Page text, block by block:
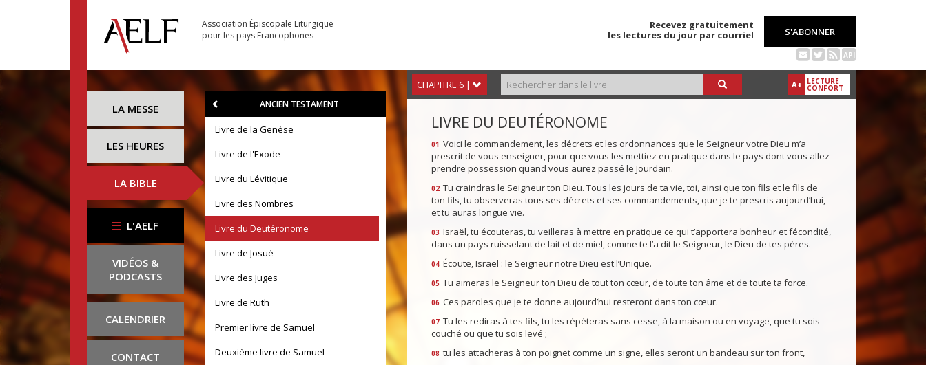
Association Épiscopale Liturgique
pour les pays Francophones
Recevez gratuitement
les lectures du jour par courriel
S'ABONNER
API
LA MESSE
LES HEURES
LA BIBLE
L'AELF
VIDÉOS &
PODCASTS
CALENDRIER
CONTACT
ANCIEN TESTAMENT
Livre de la Genèse
Livre de l'Exode
Livre du Lévitique
Livre des Nombres
Livre du Deutéronome
Livre de Josué
Livre des Juges
Livre de Ruth
Premier livre de Samuel
Deuxième livre de Samuel
A+ LECTURE
CONFORT
CHAPITRE 6 |
LIVRE DU DEUTÉRONOME
01
Voici le commandement, les décrets et les ordonnances que le Seigneur votre Dieu m’a
prescrit de vous enseigner, pour que vous les mettiez en pratique dans le pays dont vous allez
prendre possession quand vous aurez passé le Jourdain.
02 Tu craindras le Seigneur ton Dieu. Tous les jours de ta vie, toi, ainsi que ton fils et le fils de
ton fils, tu observeras tous ses décrets et ses commandements, que je te prescris aujourd’hui,
et tu auras longue vie.
03 Israël, tu écouteras, tu veilleras à mettre en pratique ce qui t’apportera bonheur et fécondité,
dans un pays ruisselant de lait et de miel, comme te l’a dit le Seigneur, le Dieu de tes pères.
04 Écoute, Israël : le Seigneur notre Dieu est l’Unique.
05 Tu aimeras le Seigneur ton Dieu de tout ton cœur, de toute ton âme et de toute ta force.
06 Ces paroles que je te donne aujourd’hui resteront dans ton cœur.
07 Tu les rediras à tes fils, tu les répéteras sans cesse, à la maison ou en voyage, que tu sois
couché ou que tu sois levé ;
08 tu les attacheras à ton poignet comme un signe, elles seront un bandeau sur ton front,